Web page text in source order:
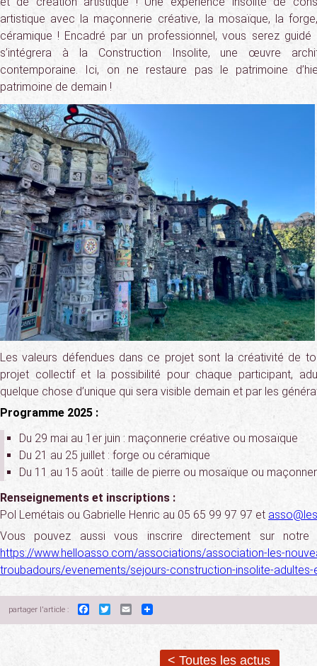
artistique avec la maçonnerie créative, la mosaïque, la
céramique ! Encadré par un professionnel, vous serez
s’intégrera à la Construction Insolite, une œuvre
contemporaine. Ici, on ne restaure pas le patrimoine
patrimoine de demain !
Les valeurs défendues dans ce projet sont la créativité de
projet collectif et la possibilité pour chaque participant,
quelque chose d’unique qui sera visible demain et par les
Programme 2025 :
Du 29 mai au 1er juin : maçonnerie créative ou mosaïque
Du 21 au 25 juillet : forge ou céramique
Du 11 au 15 août : taille de pierre ou mosaïque ou
Renseignements et inscriptions :
Pol Lemétais ou Gabrielle Henric au 05 65 99 97 97 et
Vous pouvez aussi vous inscrire directement sur notre
https://www.helloasso.com/associations/association-les-
troubadours/evenements/sejours-construction-insolite-adultes-
partager l'article : Facebook
TwitterEmail
< Toutes les actus